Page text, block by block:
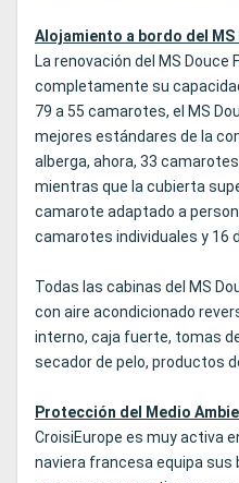
Alojamiento a bordo del MS
La renovación del MS
completamente su
79 a 55 camarotes, el MS
mejores estándares de la
alberga, ahora, 33
mientras que la cubierta
camarote adaptado a
camarotes individuales y 16
Todas las cabinas del MS
con aire acondicionado
interno, caja fuerte, tomas
secador de pelo, productos
Protección del Medio
CroisiEurope es muy activa
naviera francesa equipa sus